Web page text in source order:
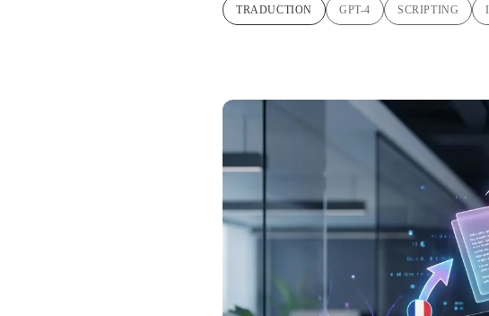
TRADUCTION GPT-4 SCRIPTING